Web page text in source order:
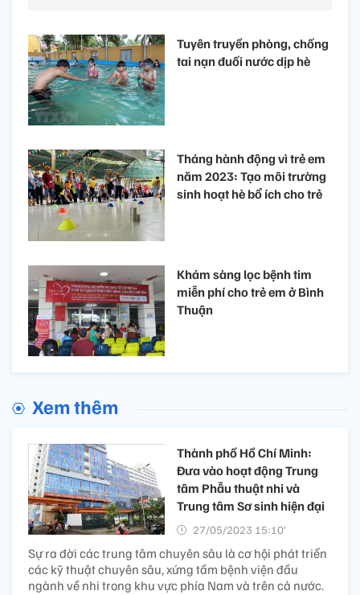
Tuyên truyền phòng, chống
tai nạn đuối nước dịp hè
Tháng hành động vì trẻ em
năm 2023: Tạo môi trường
sinh hoạt hè bổ ích cho trẻ
Khám sàng lọc bệnh tim
miễn phí cho trẻ em ở Bình
Thuận
Xem thêm
Thành phố Hồ Chí Minh:
Đưa vào hoạt động Trung
tâm Phẫu thuật nhi và
Trung tâm Sơ sinh hiện đại
27/05/2023 15:10’
Sự ra đời các trung tâm chuyên sâu là cơ hội phát triển
các kỹ thuật chuyên sâu, xứng tầm bệnh viện đầu
ngành về nhi trong khu vực phía Nam và trên cả nước.